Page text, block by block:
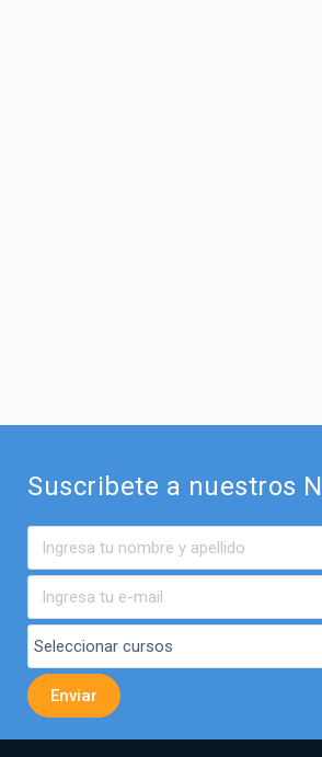
Suscribete a nuestros